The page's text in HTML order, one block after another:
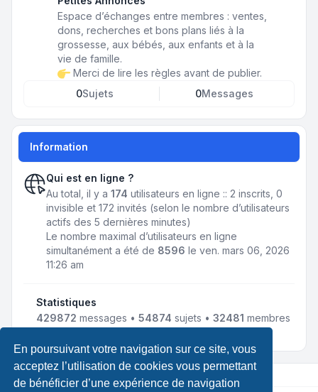
En poursuivant votre navigation sur ce site, vous
acceptez l’utilisation de cookies vous permettant
de bénéficier d’une expérience de navigation
Espace d’échanges entre membres : ventes,
dons, recherches et bons plans liés à la
grossesse, aux bébés, aux enfants et à la
vie de famille.
Merci de lire les règles avant de publier.
0Sujets 0Messages
Information
Qui est en ligne ?
Au total, il y a 174 utilisateurs en ligne :: 2 inscrits, 0
invisible et 172 invités (selon le nombre d’utilisateurs
actifs des 5 dernières minutes)
Le nombre maximal d’utilisateurs en ligne
simultanément a été de 8596 le ven. mars 06, 2026
11:26 am
Statistiques
429872 messages • 54874 sujets • 32481 membres